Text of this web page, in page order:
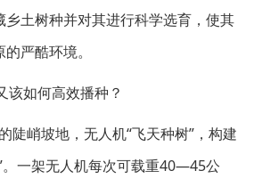
土树种并对其进行科学选育，使其
严酷环境。
该如何高效播种？
陡峭坡地，无人机“飞天种树”，构建
。一架无人机每次可载重40—45公